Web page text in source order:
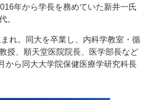
年から学長を務めていた新井一氏
。
れ。同大を卒業し、内科学教室・循
授、順天堂医院院長、医学部長など
から同大大学院保健医療学研究科長